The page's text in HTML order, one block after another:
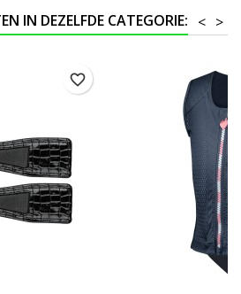
IN DEZELFDE CATEGORIE: >
<
favorite_border